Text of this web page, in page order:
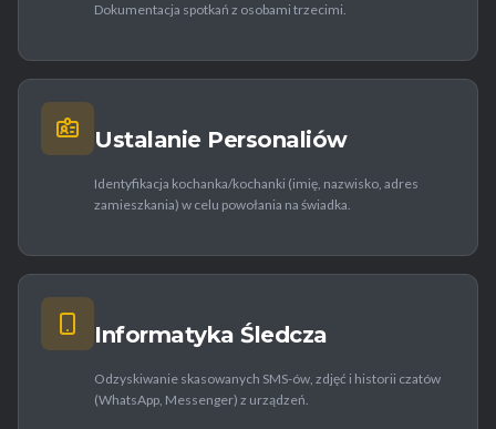
Dokumentacja spotkań z osobami trzecimi.
Ustalanie Personaliów
Identyfikacja kochanka/kochanki (imię, nazwisko, adres
zamieszkania) w celu powołania na świadka.
Informatyka Śledcza
Odzyskiwanie skasowanych SMS-ów, zdjęć i historii czatów
(WhatsApp, Messenger) z urządzeń.